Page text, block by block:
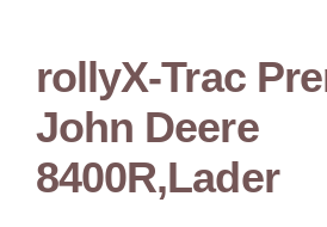
rollyX-Trac
John Deere
8400R,Lader